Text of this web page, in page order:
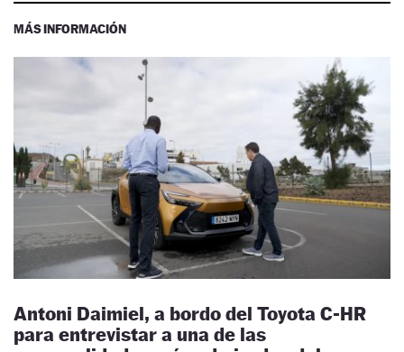
MÁS INFORMACIÓN
Antoni Daimiel, a bordo del Toyota C-HR
para entrevistar a una de las